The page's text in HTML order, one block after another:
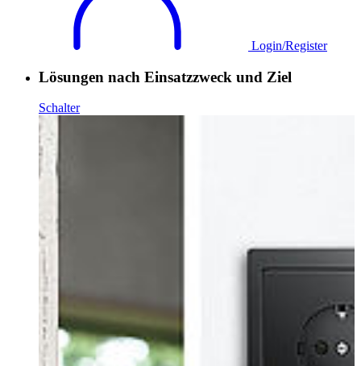
Login/Register
Lösungen nach Einsatzzweck und Ziel
Schalter